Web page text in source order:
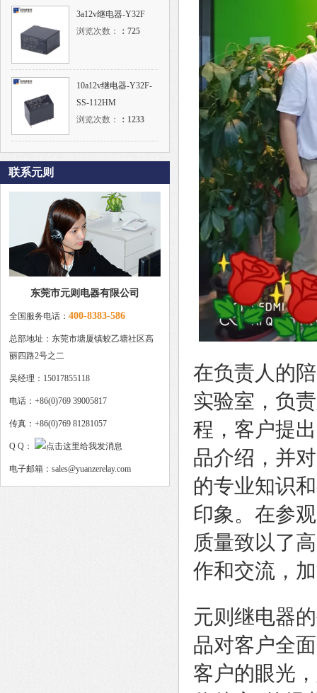
3a12v继电器-Y32F
浏览次数：
： 725
10a12v继电器-Y32F-
SS-112HM
浏览次数：
： 1233
联系元则
东莞市元则电器有限公司
全国服务电话： 400-8383-586
总部地址：东莞市塘厦镇蛟乙塘社区高
丽四路2号之二
吴经理：15017855118
电话：+86(0)769 39005817
传真：+86(0)769 81281057
Q Q：
电子邮箱：sales@yuanzerelay.com
在负责人的
实验室，负
程，客户提
品介绍，并
的专业知识
印象。在参
质量致以了
作和交流，
元则继电器
品对客户全
客户的眼光